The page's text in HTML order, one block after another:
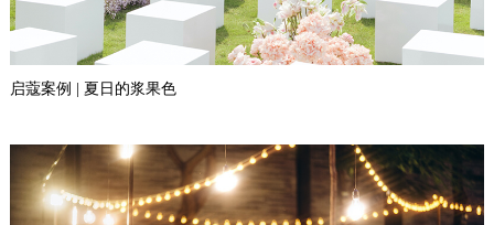
启蔻案例 | 夏日的浆果色